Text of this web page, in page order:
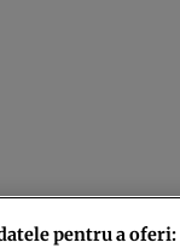
pentru a oferi: